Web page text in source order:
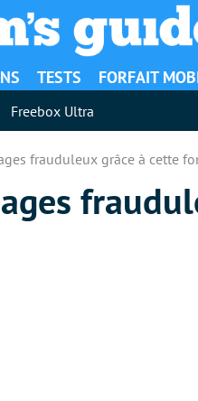
TESTS FORFAIT
Freebox Ultra
frauduleux grâce à cette